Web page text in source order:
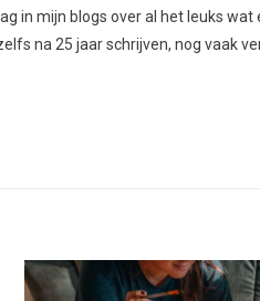
in mijn blogs over al het leuks wat
na 25 jaar schrijven, nog vaak